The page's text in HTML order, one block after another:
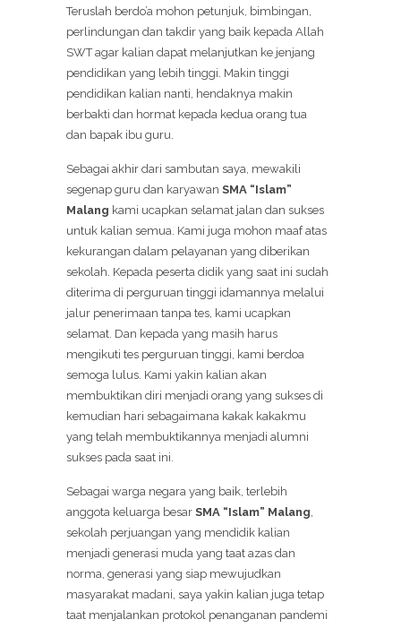
Teruslah berdo’a mohon petunjuk, bimbingan,
perlindungan dan takdir yang baik kepada Allah
SWT agar kalian dapat melanjutkan ke jenjang
pendidikan yang lebih tinggi. Makin tinggi
pendidikan kalian nanti, hendaknya makin
berbakti dan hormat kepada kedua orang tua
dan bapak ibu guru.
Sebagai akhir dari sambutan saya, mewakili
segenap guru dan karyawan SMA “Islam”
Malang kami ucapkan selamat jalan dan sukses
untuk kalian semua. Kami juga mohon maaf atas
kekurangan dalam pelayanan yang diberikan
sekolah. Kepada peserta didik yang saat ini sudah
diterima di perguruan tinggi idamannya melalui
jalur penerimaan tanpa tes, kami ucapkan
selamat. Dan kepada yang masih harus
mengikuti tes perguruan tinggi, kami berdoa
semoga lulus. Kami yakin kalian akan
membuktikan diri menjadi orang yang sukses di
kemudian hari sebagaimana kakak kakakmu
yang telah membuktikannya menjadi alumni
sukses pada saat ini.
Sebagai warga negara yang baik, terlebih
anggota keluarga besar SMA “Islam” Malang,
sekolah perjuangan yang mendidik kalian
menjadi generasi muda yang taat azas dan
norma, generasi yang siap mewujudkan
masyarakat madani, saya yakin kalian juga tetap
taat menjalankan protokol penanganan pandemi